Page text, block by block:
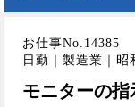
ラ
お仕事No.14385
日勤｜製造業｜昭
モニターの